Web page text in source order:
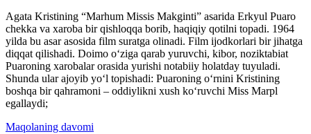
Agata Kristining “Marhum Missis Makginti” asarida Erkyul Puaro
chekka va xaroba bir qishloqqa borib, haqiqiy qotilni topadi. 1964
yilda bu asar asosida film suratga olinadi. Film ijodkorlari bir jihatga
diqqat qilishadi. Doimo o‘ziga qarab yuruvchi, kibor, noziktabiat
Puaroning xarobalar orasida yurishi notabiiy holatday tuyuladi.
Shunda ular ajoyib yo‘l topishadi: Puaroning o‘rnini Kristining
boshqa bir qahramoni – oddiylikni xush ko‘ruvchi Miss Marpl
egallaydi;
Maqolaning davomi